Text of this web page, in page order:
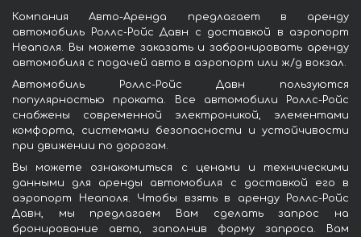
Компания Авто-Аренда предлагает в аренду
автомобиль Роллс-Ройс Давн с доставкой в аэропорт
Неаполя. Вы можете заказать и забронировать аренду
автомобиля с подачей авто в аэропорт или ж/д вокзал.
Автомобиль Роллс-Ройс Давн пользуются
популярностью проката. Все автомобили Роллс-Ройс
снабжены современной электроникой, элементами
комфорта, системами безопасности и устойчивости
при движении по дорогам.
Вы можете ознакомиться с ценами и техническими
данными для аренды автомобиля с доставкой его в
аэропорт Неаполя. Чтобы взять в аренду Роллс-Ройс
Давн, мы предлагаем Вам сделать запрос на
бронирование авто, заполнив форму запроса. Вам